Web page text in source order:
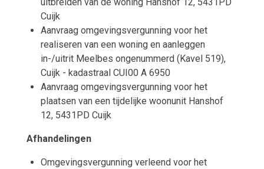
Cuijk
Aanvraag omgevingsvergunning voor het
realiseren van een woning en aanleggen
in-/uitrit Meelbes ongenummerd (Kavel 519),
Cuijk - kadastraal CUI00 A 6950
Aanvraag omgevingsvergunning voor het
plaatsen van een tijdelijke woonunit Hanshof
12, 5431PD Cuijk
Afhandelingen
Omgevingsvergunning verleend voor het